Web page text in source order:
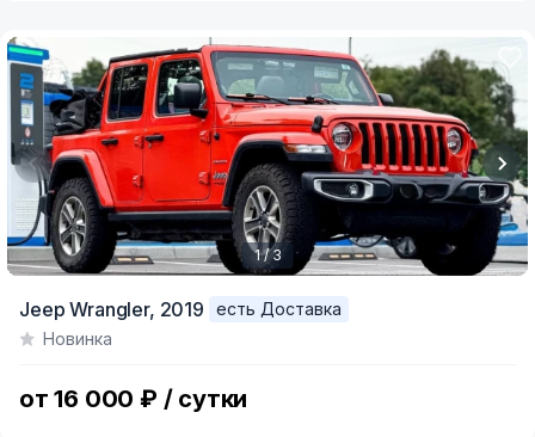
of
1 / 3
Jeep Wrangler, 2019
есть Доставка
Новинка
от 16 000 ₽ / сутки